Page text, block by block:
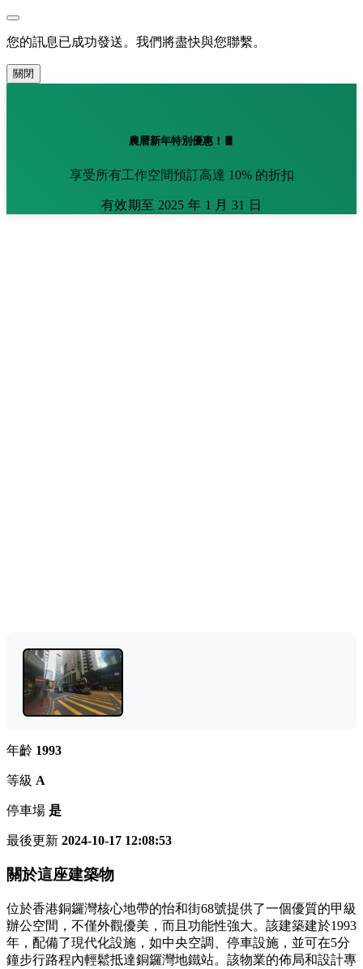
您的訊息已成功發送。我們將盡快與您聯繫。
關閉
農曆新年特別優惠！🧧
享受所有工作空間預訂高達 10% 的折扣
有效期至 2025 年 1 月 31 日
年齡 1993
等級 A
停車場 是
最後更新 2024-10-17 12:08:53
關於這座建築物
位於香港銅鑼灣核心地帶的怡和街68號提供了一個優質的甲級
辦公空間，不僅外觀優美，而且功能性強大。該建築建於1993
年，配備了現代化設施，如中央空調、停車設施，並可在5分
鐘步行路程內輕鬆抵達銅鑼灣地鐵站。該物業的佈局和設計專